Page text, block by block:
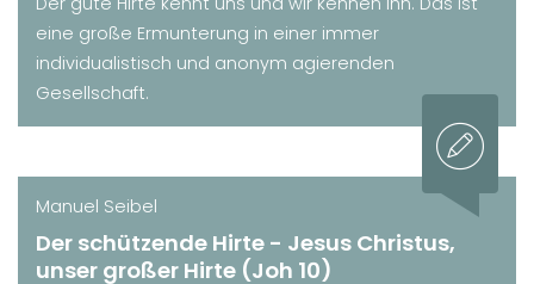
eine große Ermunterung in einer immer
individualistisch und anonym agierenden
Gesellschaft.
Manuel Seibel
Der schützende Hirte - Jesus Christus,
unser großer Hirte (Joh 10)